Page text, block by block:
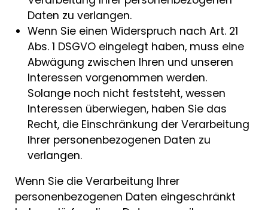
Daten zu verlangen.
Wenn Sie einen Widerspruch nach Art. 21
Abs. 1 DSGVO eingelegt haben, muss eine
Abwägung zwischen Ihren und unseren
Interessen vorgenommen werden.
Solange noch nicht feststeht, wessen
Interessen überwiegen, haben Sie das
Recht, die Einschränkung der Verarbeitung
Ihrer personenbezogenen Daten zu
verlangen.
Wenn Sie die Verarbeitung Ihrer
personenbezogenen Daten eingeschränkt